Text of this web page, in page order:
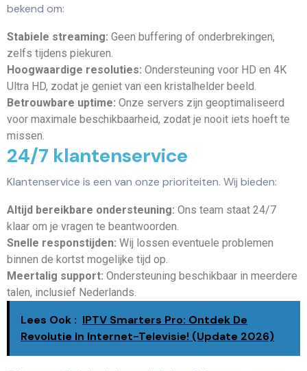
bekend om:
Stabiele streaming: Geen buffering of onderbrekingen,
zelfs tijdens piekuren.
Hoogwaardige resoluties: Ondersteuning voor HD en 4K
Ultra HD, zodat je geniet van een kristalhelder beeld.
Betrouwbare uptime: Onze servers zijn geoptimaliseerd
voor maximale beschikbaarheid, zodat je nooit iets hoeft te
missen.
24/7 klantenservice
Klantenservice is een van onze prioriteiten. Wij bieden:
Altijd bereikbare ondersteuning: Ons team staat 24/7
klaar om je vragen te beantwoorden.
Snelle responstijden: Wij lossen eventuele problemen
binnen de kortst mogelijke tijd op.
Meertalig support: Ondersteuning beschikbaar in meerdere
talen, inclusief Nederlands.
Lees Ook : IPTV Smarters Pro: Ontdek De
Revolutie In Internet-Televisie! (Update 2026)